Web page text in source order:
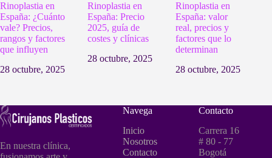
Rinoplastia en
España: ¿Cuánto
vale? Precios,
rangos y factores
que influyen
28 octubre, 2025
Rinoplastia en
España: Precio
2025, guía de
costes y clínicas
28 octubre, 2025
Rinoplastia en
España: valor
real, precios y
factores que lo
determinan
28 octubre, 2025
En nuestra clínica,
Navega
Inicio
Nosotros
Contacto
Contacto
Carrera 16
# 80 - 77
Bogotá